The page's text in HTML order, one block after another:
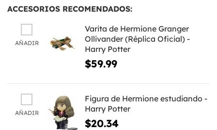
ACCESORIOS RECOMENDADOS:
AÑADIR
Varita de Hermione Granger
Ollivander (Réplica Oficial) -
Harry Potter
$59.99
AÑADIR
Figura de Hermione estudiando -
Harry Potter
$20.34